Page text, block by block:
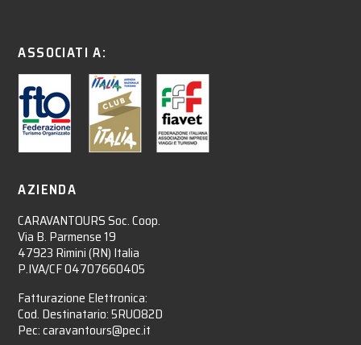
ASSOCIATI A:
AZIENDA
CARAVANTOURS Soc. Coop.
Via B. Parmense 19
47923 Rimini (RN) Italia
P.IVA/CF 04707660405
Fatturazione Elettronica:
Cod. Destinatario: 5RUO82D
Pec: caravantours@pec.it